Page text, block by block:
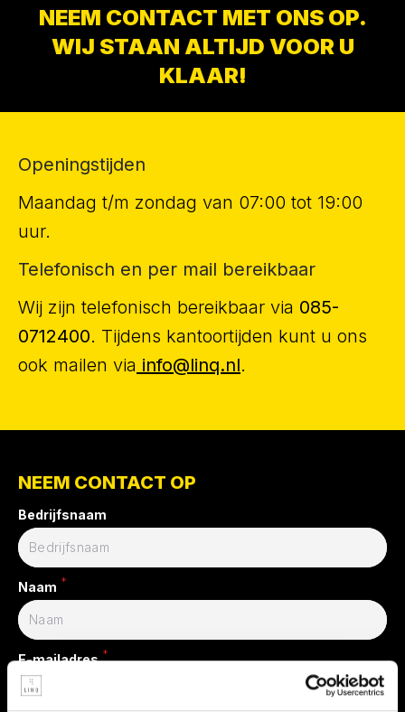
NEEM CONTACT MET ONS OP.
WIJ STAAN ALTIJD VOOR U
KLAAR!
Openingstijden
Maandag t/m zondag van 07:00 tot 19:00
uur.
Telefonisch en per mail bereikbaar
Wij zijn telefonisch bereikbaar via 085-
0712400. Tijdens kantoortijden kunt u ons
ook mailen via info@linq.nl.
NEEM CONTACT OP
Bedrijfsnaam
Naam *
E-mailadres *